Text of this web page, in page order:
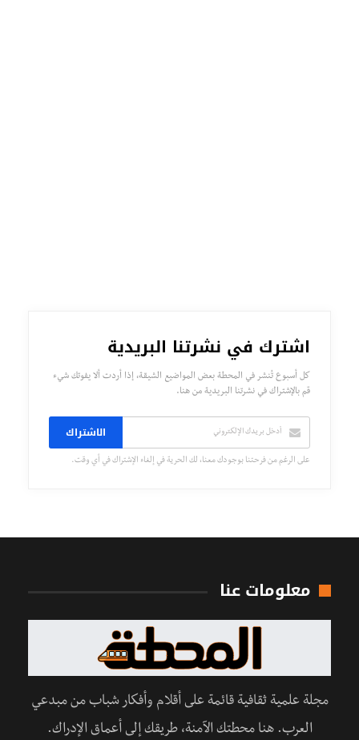
اشترك في نشرتنا البريدية
كل أسبوع تُنشر في المحطة بعض المواضيع الشيقة، إذا أردت ألا يفوتك شيء
قم بالإشتراك في نشرتنا البريدية من هنا.
الاشتراك
على الرغم من فرحتنا بوجودك معنا، لك الحرية في إلغاء الإشتراك في أي وقت.
معلومات عنا
مجلة علمية ثقافية قائمة على أقلام وأفكار شباب من مبدعي
العرب. هنا محطتك الآمنة، طريقك إلى أعماق الإدراك.